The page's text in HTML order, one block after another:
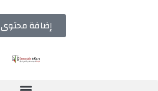
إضافة محتوى